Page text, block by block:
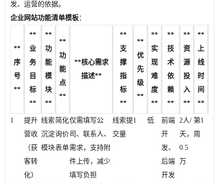
发、运营的依据。
企业网站功能清单模板：
**
序
号
**
**
业
务
目
标
**
**
功
能
模
块
**
**
功
能
点
**
**核心需求
描述**
**
支
撑
指
标
**
**
优
先
级
**
**
实
现
难
度
**
**
技
术
依
赖
**
**
资
源
投
入
**
**
上
线
时
间
**
1
提升
营收
（获
客转
化）
线索
沉淀
模块
简化
询价
表单
仅需填写公
司、联系人、
需求，支持附
件上传，减少
填写负担
线索提
交量
1 低
前端
开
发、
后端
开发
2人/
天，
0.5
万
第1
周